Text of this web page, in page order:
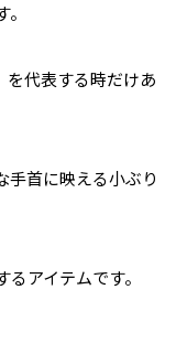
を代表する時だけあ
手首に映える小ぶり
アイテムです。